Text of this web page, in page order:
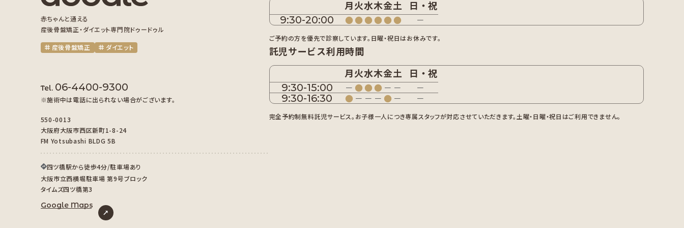
赤ちゃんと通える
産後骨盤矯正・ダイエット専門院ドゥードゥル
産後骨盤矯正 ダイエット
Tel. 06-4400-9300
※施術中は電話に出られない場合がございます。
550-0013
大阪府大阪市西区新町1-8-24
FM Yotsubashi BLDG 5B
四ツ橋駅から徒歩4分/駐車場あり
大阪市立西横堀駐車場 第9号ブロック
タイムズ四ツ橋第3
Google Maps
月 火水木金土 日・祝
9:30-20:00 ● ● ● ● ● ● －
ご予約の方を優先で診察しています。日曜・祝日はお休みです。
託児サービス利用時間
月 火水木金土 日・祝
9:30-15:00 － ● ● ● － － －
9:30-16:30 ● － － － ● － －
完全予約制無料託児サービス。お子様一人につき専属スタッフが対応させていただきます。土曜・日曜・祝日はご利用できません。